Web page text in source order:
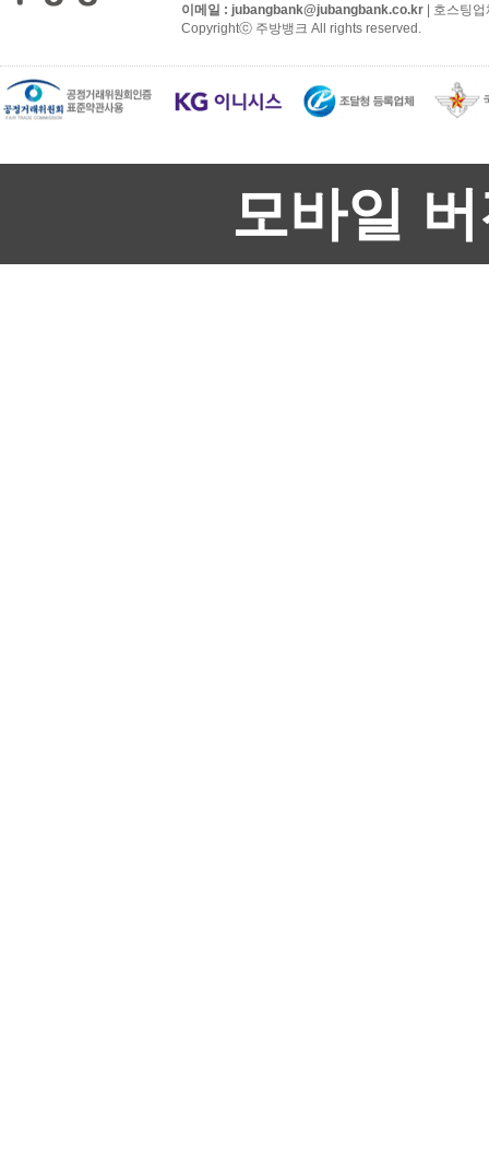
이메일 : jubangbank@jubangbank.co.kr | 호스팅
Copyrightⓒ 주방뱅크 All rights reserved.
모바일